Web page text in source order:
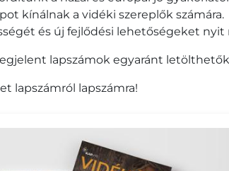
kínálnak a vidéki szereplők
és új fejlődési lehetőségeket nyit
lapszámok egyaránt
lapszámról lapszámra!